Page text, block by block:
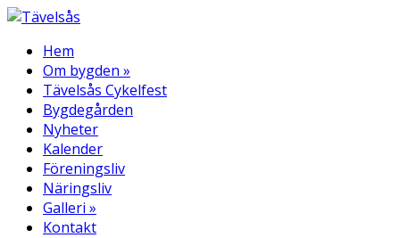
Hem
Om bygden »
Tävelsås Cykelfest
Bygdegården
Nyheter
Kalender
Föreningsliv
Näringsliv
Galleri »
Kontakt